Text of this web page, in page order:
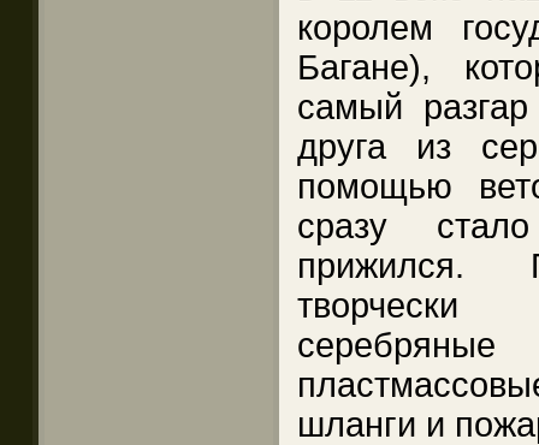
королем
Багане),
самый
друга из
помощью
сразу
прижился.
шланги и